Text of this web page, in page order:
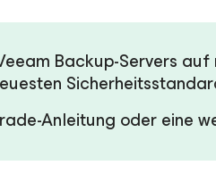
Backup-Servers
Anleitung oder eine